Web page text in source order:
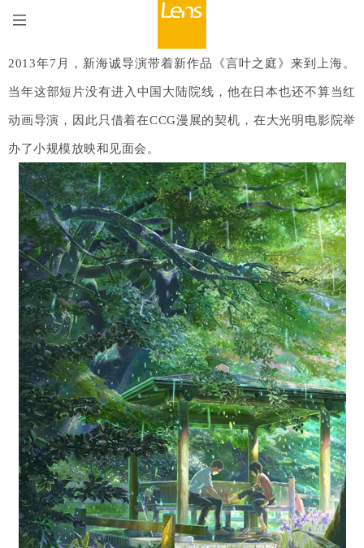
2013年7月，新海诚导演带着新作品《言叶之庭》来到上海。
当年这部短片没有进入中国大陆院线，他在日本也还不算当红
动画导演，因此只借着在CCG漫展的契机，在大光明电影院举
办了小规模放映和见面会。